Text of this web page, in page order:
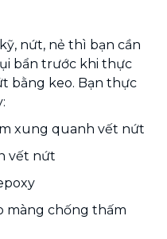
nứt, nẻ thì bạn cần
bẩn trước khi thực
bằng keo. Bạn thực
xung quanh vết nứt
vết nứt
màng chống thấm